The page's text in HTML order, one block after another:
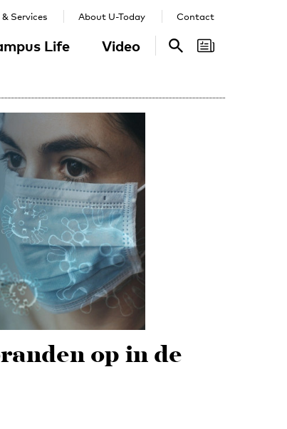
Life Video
Services About U-Today Contact
Search
op in de